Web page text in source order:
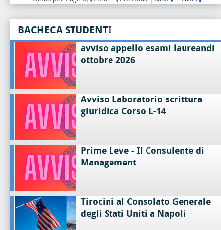
BACHECA STUDENTI
avviso appello esami laureandi
ottobre 2026
Avviso Laboratorio scrittura
giuridica Corso L-14
Prime Leve - Il Consulente di
Management
Tirocini al Consolato Generale
degli Stati Uniti a Napoli